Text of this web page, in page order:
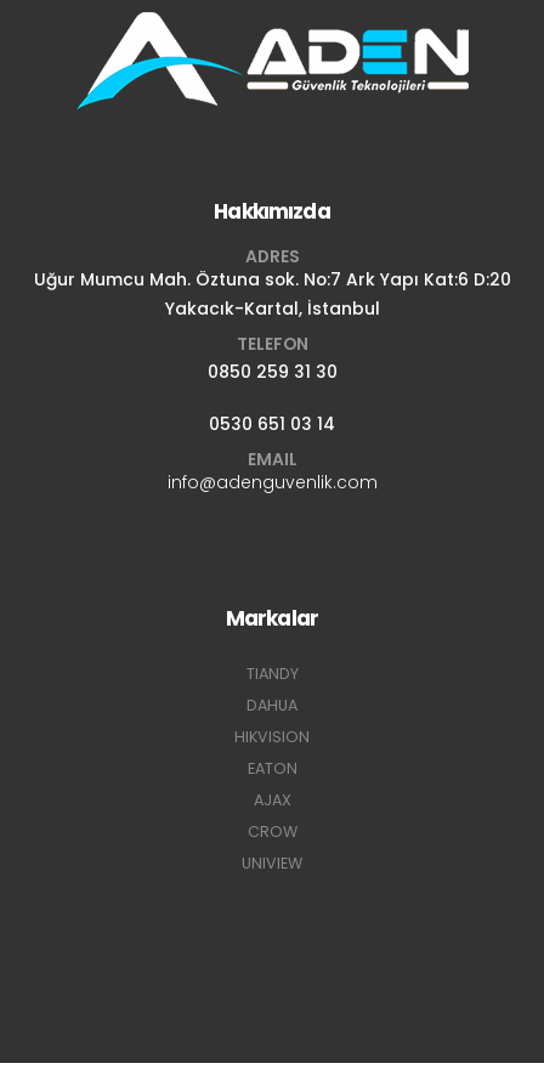
Hakkımızda
ADRES
Uğur Mumcu Mah. Öztuna sok. No:7 Ark Yapı Kat:6 D:20
Yakacık-Kartal, İstanbul
TELEFON
0850 259 31 30
0530 651 03 14
EMAIL
info@adenguvenlik.com
Markalar
TIANDY
DAHUA
HIKVISION
EATON
AJAX
CROW
UNIVIEW